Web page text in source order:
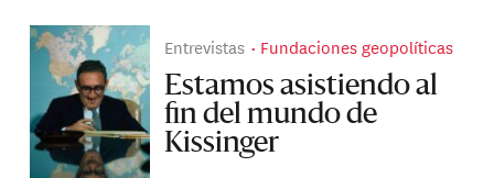
Entrevistas Fundaciones geopolíticas
Estamos asistiendo al
fin del mundo de
Kissinger